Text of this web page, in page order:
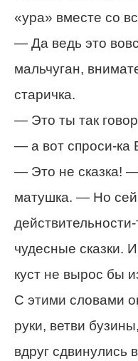
«ура» вместе со
— Да ведь это
мальчуган,
старичка.
— Это ты так
— а вот спроси-ка
— Это не сказка!
матушка. — Но
чудесные сказки.
куст не вырос бы
С этими словами
руки, ветви
вдруг сдвинулись